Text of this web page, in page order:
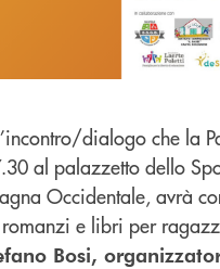
dialogo che la
al palazzetto dello
Occidentale, avrà
romanzi e libri per
Bosi,